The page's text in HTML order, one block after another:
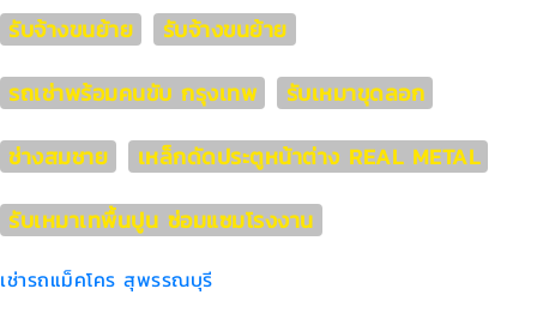
รับจ้างขนย้าย
รับจ้างขนย้าย
รถเช่าพร้อมคนขับ กรุงเทพ
รับเหมาขุดลอก
ช่างสมชาย
เหล็กดัดประตูหน้าต่าง REAL METAL
รับเหมาเทพื้นปูน ซ่อมแซมโรงงาน
เช่ารถแม็คโคร สุพรรณบุรี